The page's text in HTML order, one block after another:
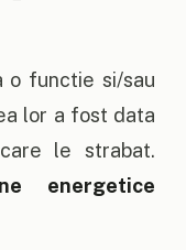
o functie si/sau
lor a fost data
le strabat.
energetice